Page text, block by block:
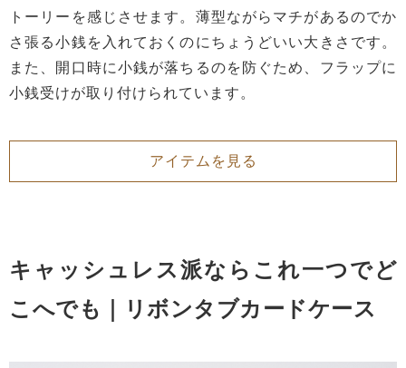
トーリーを感じさせます。薄型ながらマチがあるのでか
さ張る小銭を入れておくのにちょうどいい大きさです。
また、開口時に小銭が落ちるのを防ぐため、フラップに
小銭受けが取り付けられています。
アイテムを見る
キャッシュレス派ならこれ一つでど
こへでも｜リボンタブカードケース